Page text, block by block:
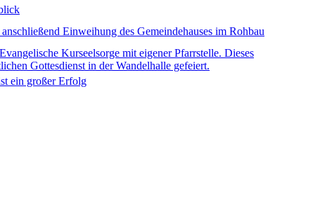
Einweihung des Gemeindehauses im Rohbau
Kurseelsorge mit eigener Pfarrstelle. Dieses
Gottesdienst in der Wandelhalle gefeiert.
ein großer Erfolg